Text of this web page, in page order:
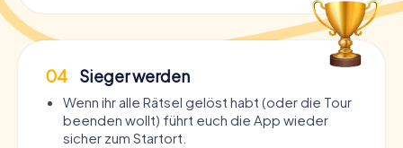
04 Sieger werden
Wenn ihr alle Rätsel gelöst habt (oder die Tour
beenden wollt) führt euch die App wieder
sicher zum Startort.